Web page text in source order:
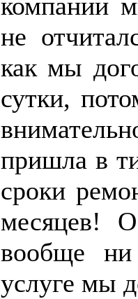
компании
не
как мы
сутки,
пришла в
сроки
месяцев!
вообще
услуге мы